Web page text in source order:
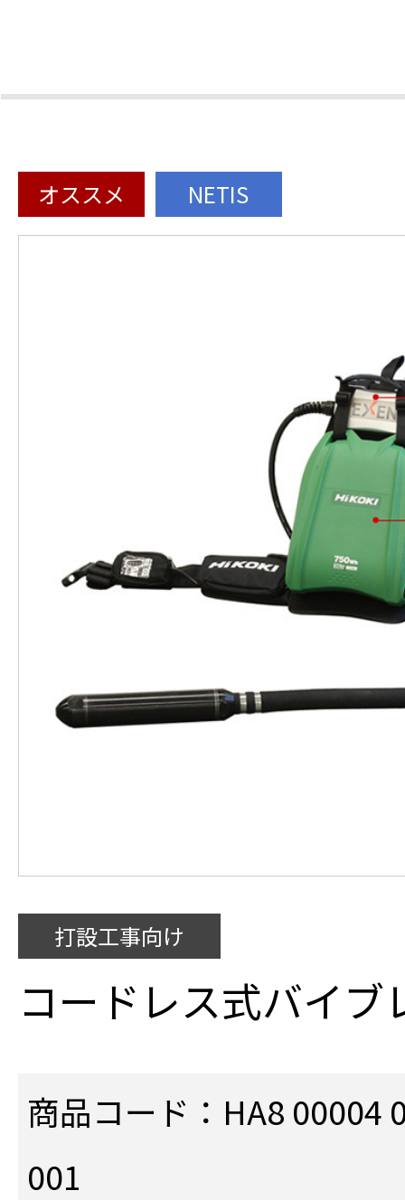
オススメ NETIS
打設工事向け
コードレス式バイブ
商品コード：HA8 00004
001